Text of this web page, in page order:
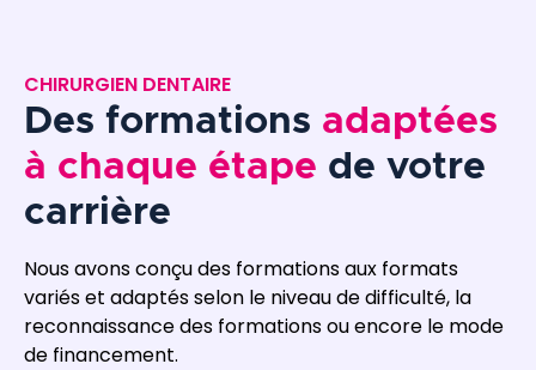
CHIRURGIEN DENTAIRE
Des formations adaptées
à chaque étape de votre
carrière
Nous avons conçu des formations aux formats
variés et adaptés selon le niveau de difficulté, la
reconnaissance des formations ou encore le mode
de financement.